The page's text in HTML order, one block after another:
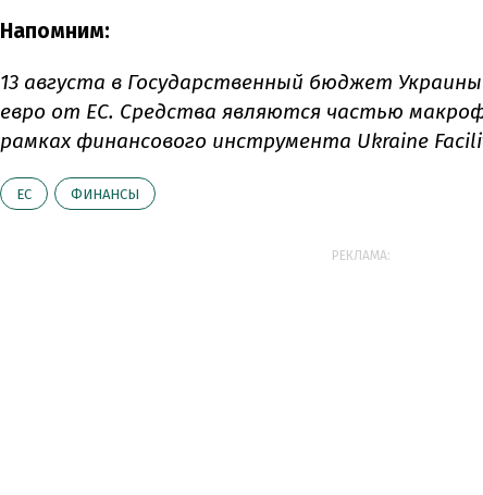
Напомним:
13 августа в Государственный бюджет Украины
евро от ЕС. Средства являются частью
рамках финансового инструмента Ukraine
ЕС ФИНАНСЫ
РЕКЛАМА: